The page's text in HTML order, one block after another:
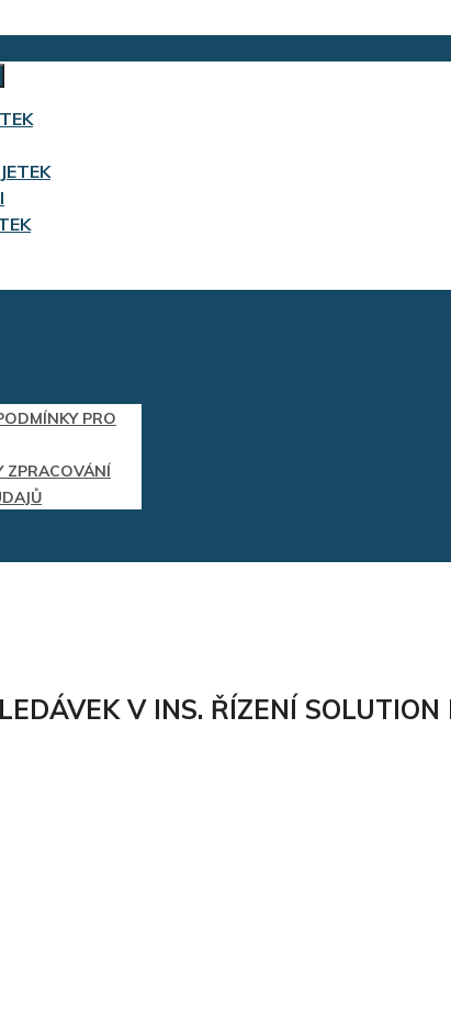
PRO
ZPRACOVÁNÍ
V INS. ŘÍZENÍ SOLUTION